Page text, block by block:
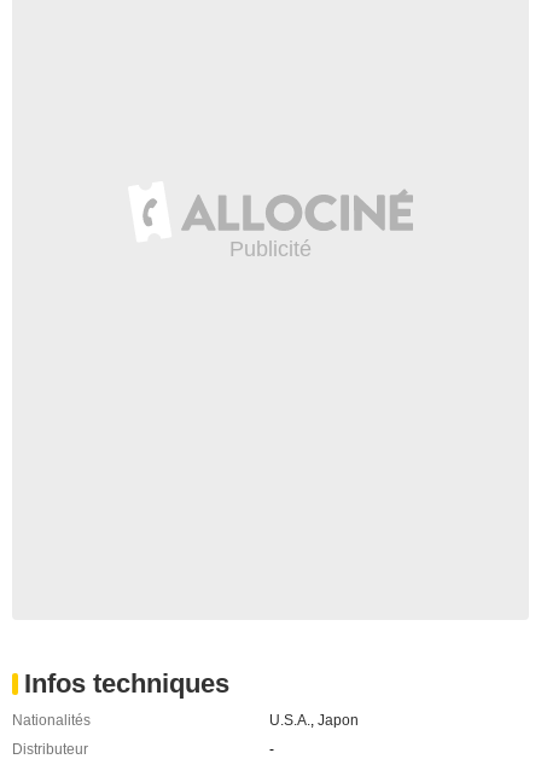
Infos techniques
Nationalités U.S.A., Japon
Distributeur
-